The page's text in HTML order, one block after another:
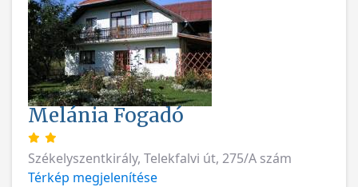
Melánia Fogadó
Székelyszentkirály, Telekfalvi út, 275/A szám
Térkép megjelenítése